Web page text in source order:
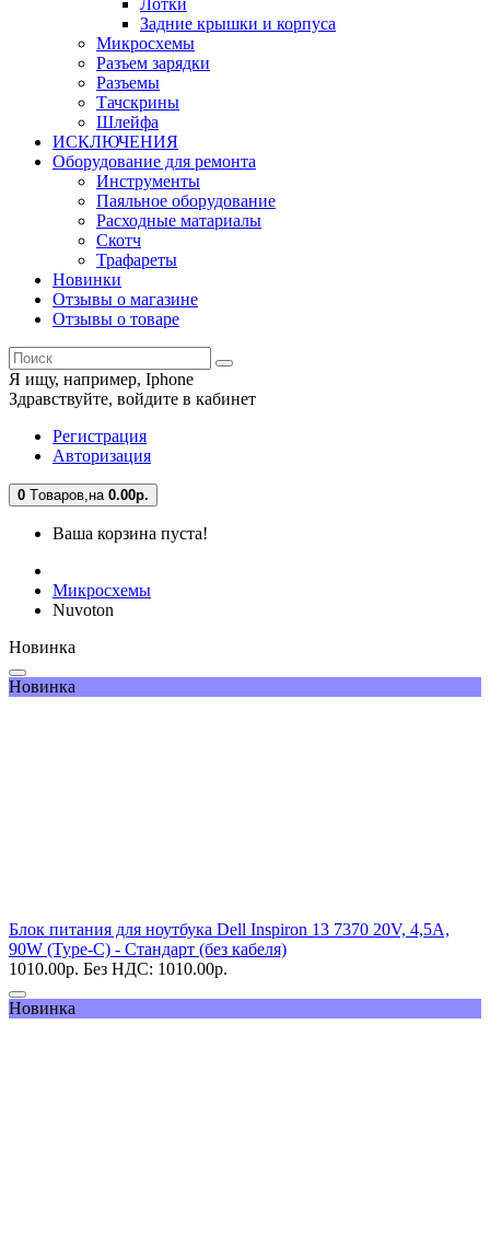
Лотки
Задние крышки и корпуса
Микросхемы
Разъем зарядки
Разъемы
Тачскрины
Шлейфа
ИСКЛЮЧЕНИЯ
Оборудование для ремонта
Инструменты
Паяльное оборудование
Расходные матариалы
Скотч
Трафареты
Новинки
Отзывы о магазине
Отзывы о товаре
Я ищу, например, Iphone
Здравствуйте, войдите в кабинет
Регистрация
Авторизация
0 Tоваров,на 0.00р.
Ваша корзина пуста!
Микросхемы
Nuvoton
Новинка
Новинка
Блок питания для ноутбука Dell Inspiron 13 7370 20V, 4,5A,
90W (Type-C) - Стандарт (без кабеля)
1010.00р. Без НДС: 1010.00р.
Новинка